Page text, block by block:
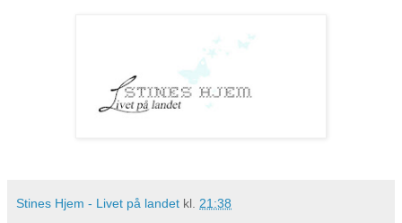
Stines Hjem - Livet på landet kl. 21:38